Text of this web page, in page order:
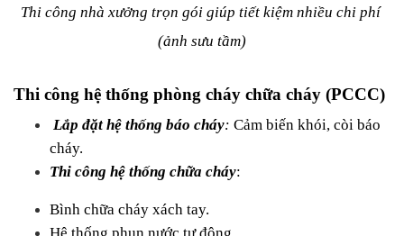
Thi công nhà xưởng trọn gói giúp tiết kiệm nhiều chi phí
(ảnh sưu tầm)
Thi công hệ thống phòng cháy chữa cháy (PCCC)
Lắp đặt hệ thống báo cháy: Cảm biến khói, còi báo
cháy.
Thi công hệ thống chữa cháy:
Bình chữa cháy xách tay.